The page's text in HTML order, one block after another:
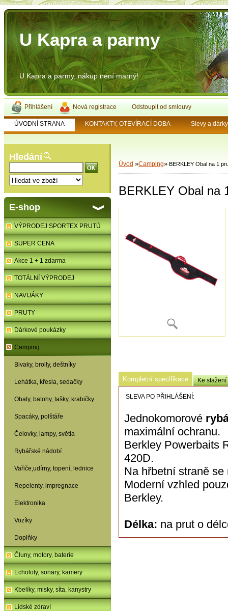
U Kapra a parmy
U Kapra a parmy, nákup není marný!
Přihlášení Nová registrace Odstoupit od smlouvy
ÚVODNÍ STRANA KONTAKTY, OTEVÍRACÍ DOBA Slevy a
Hledání
E-shop
VÝPRODEJ SPORTEX PRUTŮ
SUPER CENA
Akce 1 + 1 zdarma
TOTÁLNÍ VÝPRODEJ
NAVIJÁKY
PRUTY
Dárkové poukázky
Camping
Bivaky, brolly, deštníky
Lehátka, křesla, sedačky
Obaly, batohy, tašky, krabičky
Spacáky, polštáře
Čelovky, lampy, světla
Rybářské nádobí
Vařiče,udírny, topení, lednice
Repelenty, impregnace
Elektronika
Vozíky
Doplňky
Čluny, motory, baterie
Echoloty, sonary, kamery
Kbelíky, misky, síta, kanystry
Lidské zdraví
Úvod »Camping» BERKLEY Obal na 1
BERKLEY Obal na
Kompletní specifikace Ke stažení
SLEVA PO PŘIHLÁŠENÍ:
Jednokomorové
maximální ochranu.
Berkley Powerbaits
420D.
Na hřbetní straně
Moderní vzhled
Berkley.
Délka: na prut o